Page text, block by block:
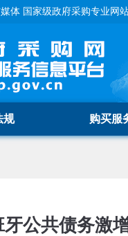
体 国家级政府采购专业网
规 购买服
牙公共债务激